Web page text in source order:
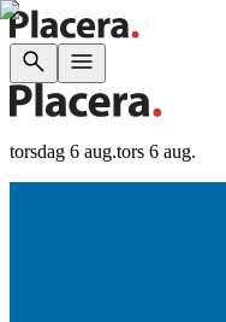
torsdag 6 aug.tors 6 aug.